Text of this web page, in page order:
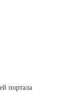
портала